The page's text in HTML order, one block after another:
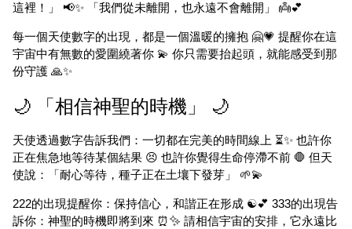
這裡！」 📢✨ 「我們從未離開，也永遠不會離開」 👼💕
每一個天使數字的出現，都是一個溫暖的擁抱 🤗💗 提醒你在這
宇宙中有無數的愛圍繞著你 💫 你只需要抬起頭，就能感受到那
份守護 🙏✨
🌙 「相信神聖的時機」 🌙
天使透過數字告訴我們：一切都在完美的時間線上 ⏳✨ 也許你
正在焦急地等待某個結果 😣 也許你覺得生命停滯不前 🛑 但天
使說：「耐心等待，種子正在土壤下發芽」 🌱💫
222的出現提醒你：保持信心，和諧正在形成 ☯️💕 333的出現告
訴你：神聖的時機即將到來 ⏰✨ 請相信宇宙的安排，它永遠比